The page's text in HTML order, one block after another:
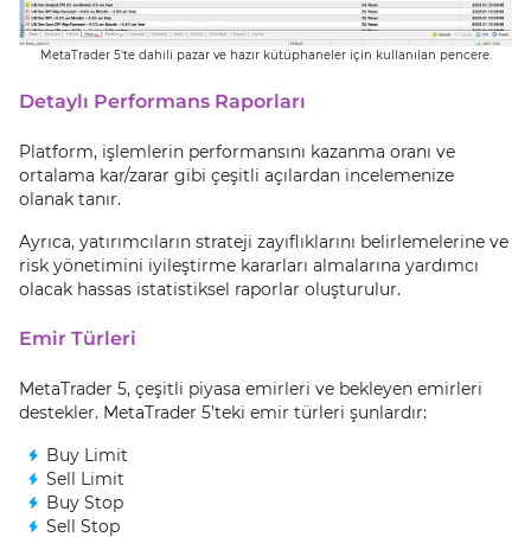
MetaTrader 5'te dahili pazar ve hazır kütüphaneler için kullanılan pencere.
Detaylı Performans Raporları
Platform, işlemlerin performansını kazanma oranı ve
ortalama kar/zarar gibi çeşitli açılardan incelemenize
olanak tanır.
Ayrıca, yatırımcıların strateji zayıflıklarını belirlemelerine ve
risk yönetimini iyileştirme kararları almalarına yardımcı
olacak hassas istatistiksel raporlar oluşturulur.
Emir Türleri
MetaTrader 5, çeşitli piyasa emirleri ve bekleyen emirleri
destekler. MetaTrader 5’teki emir türleri şunlardır:
Buy Limit
Sell Limit
Buy Stop
Sell Stop